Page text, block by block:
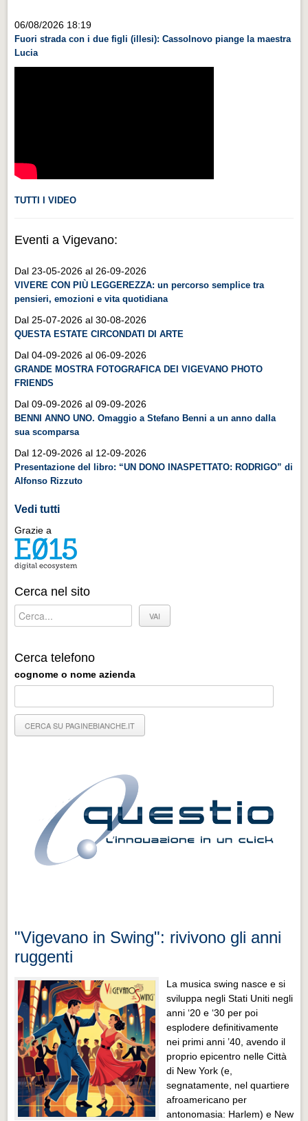
06/08/2026 18:19
Fuori strada con i due figli (illesi): Cassolnovo piange la maestra
Lucia
TUTTI I VIDEO
Eventi a Vigevano:
Dal 23-05-2026 al 26-09-2026
VIVERE CON PIÙ LEGGEREZZA: un percorso semplice tra
pensieri, emozioni e vita quotidiana
Dal 25-07-2026 al 30-08-2026
QUESTA ESTATE CIRCONDATI DI ARTE
Dal 04-09-2026 al 06-09-2026
GRANDE MOSTRA FOTOGRAFICA DEI VIGEVANO PHOTO
FRIENDS
Dal 09-09-2026 al 09-09-2026
BENNI ANNO UNO. Omaggio a Stefano Benni a un anno dalla
sua scomparsa
Dal 12-09-2026 al 12-09-2026
Presentazione del libro: “UN DONO INASPETTATO: RODRIGO” di
Alfonso Rizzuto
Vedi tutti
Grazie a
Cerca nel sito
Cerca telefono
cognome o nome azienda
"Vigevano in Swing": rivivono gli anni
ruggenti
La musica swing nasce e si
sviluppa negli Stati Uniti negli
anni ‘20 e ‘30 per poi
esplodere definitivamente
nei primi anni ’40, avendo il
proprio epicentro nelle Città
di New York (e,
segnatamente, nel quartiere
afroamericano per
antonomasia: Harlem) e New